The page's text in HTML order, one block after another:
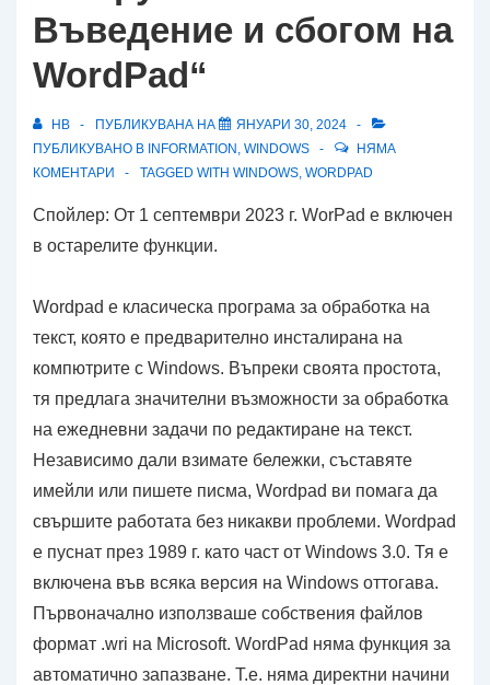
Въведение и сбогом на
WordPad“
HB ПУБЛИКУВАНА НА
ЯНУАРИ 30, 2024
ПУБЛИКУВАНО В INFORMATION , WINDOWS
НЯМА
КОМЕНТАРИ
TAGGED WITH WINDOWS, WORDPAD
Спойлер: От 1 септември 2023 г. WorPad е включен
в остарелите функции.
Wordpad е класическа програма за обработка на
текст, която е предварително инсталирана на
компютрите с Windows. Въпреки своята простота,
тя предлага значителни възможности за обработка
на ежедневни задачи по редактиране на текст.
Независимо дали взимате бележки, съставяте
имейли или пишете писма, Wordpad ви помага да
свършите работата без никакви проблеми. Wordpad
е пуснат през 1989 г. като част от Windows 3.0. Тя е
включена във всяка версия на Windows оттогава.
Първоначално използваше собствения файлов
формат .wri на Microsoft. WordPad няма функция за
автоматично запазване. Т.е. няма директни начини